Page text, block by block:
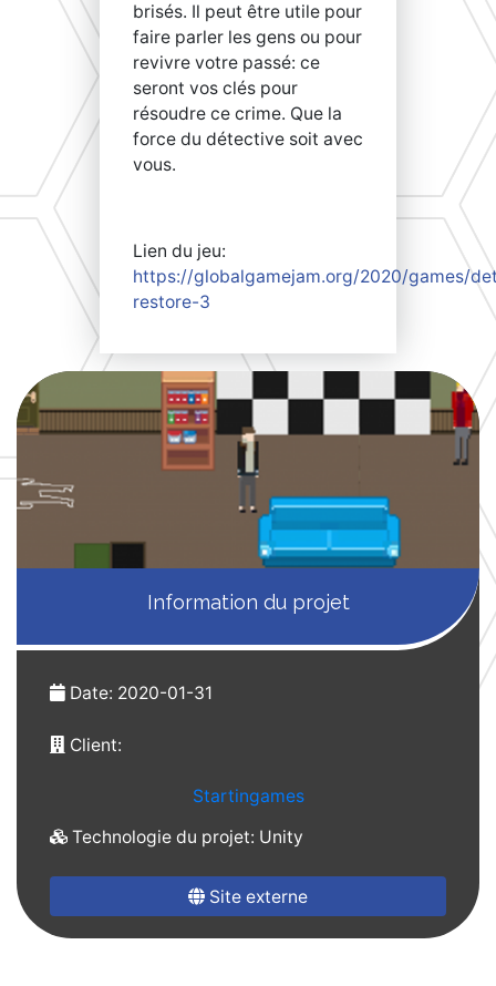
brisés. Il peut être utile pour
faire parler les gens ou pour
revivre votre passé: ce
seront vos clés pour
résoudre ce crime. Que la
force du détective soit avec
vous.
Lien du jeu:
https://globalgamejam.org/2020/games/
restore-3
Information du projet
Date: 2020-01-31
Client:
Startingames
Technologie du projet: Unity
Site externe